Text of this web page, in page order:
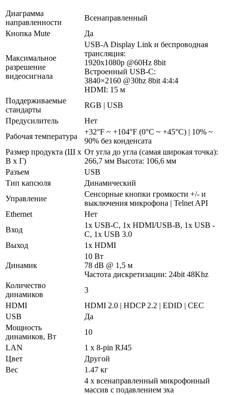
Диаграмма
направленности
Всенаправленный
Кнопка Mute
Да
Максимальное
разрешение
видеосигнала
USB-A Display Link и беспроводная
трансляция:
1920x1080p @60Hz 8bit
Встроенный USB-C:
3840×2160 @30hz 8bit 4:4:4
HDMI: 15 м
Поддерживаемые
стандарты
RGB | USB
Предусилитель
Нет
Рабочая температура
+32°F ~ +104°F (0°C ~ +45°C) | 10% ~
90% без конденсата
Размер продукта (Ш x
В x Г)
От угла до угла (самая широкая точка):
266,7 мм Высота: 106,6 мм
Разъем
USB
Тип капсюля
Динамический
Управление
Сенсорные кнопки громкости +/- и
выключения микрофона | Telnet API
Ethernet
Нет
Вход
1x USB-C, 1x HDMI/USB-B, 1x USB -
C, 1x USB 3.0
Выход
1x HDMI
Динамик
10 Вт
78 dB @ 1,5 м
Частота дискретизации: 24bit 48Khz
Количество
динамиков
3
HDMI
HDMI 2.0 | HDCP 2.2 | EDID | CEC
USB
Да
Мощность
динамиков, Вт
10
LAN
1 x 8-pin RJ45
Цвет
Другой
Вес
1.47 кг
4 x всенаправленный микрофонный
массив с подавлением эха